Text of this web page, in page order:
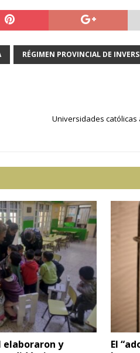
RÉGIMEN PROVINCIAL DE
Universidades católicas
elaboraron y
El